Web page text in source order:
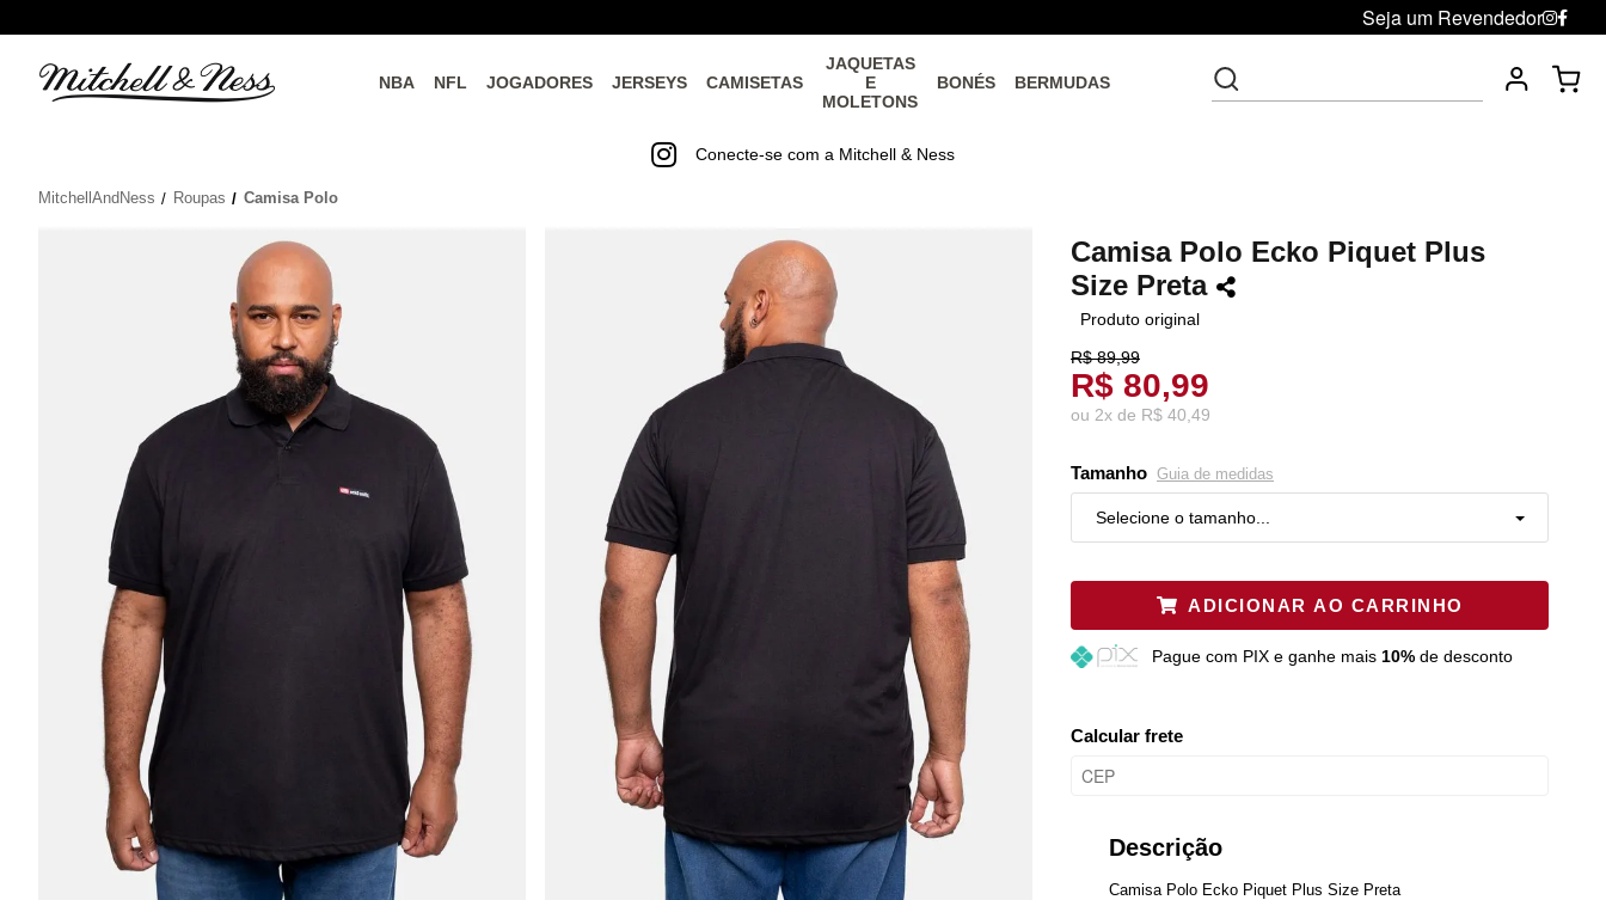
Seja um Revendedor
NBA NFL JOGADORES JERSEYS CAMISETAS
JAQUETAS
E
MOLETONS
BONÉS BERMUDAS
Conecte-se com a Mitchell & Ness
MitchellAndNess Roupas Camisa Polo
Camisa Polo Ecko Piquet Plus
Size Preta
Produto original
R$ 89,99
R$ 80,99
ou 2x de R$ 40,49
Tamanho Guia de medidas
Selecione o tamanho...
Restam mais de 6 itens
Plus G Restam mais de 6 itens
ADICIONAR AO CARRINHO
Pague com PIX e ganhe mais 10%de desconto
Calcular frete
Descrição
Camisa Polo Ecko Piquet Plus Size Preta